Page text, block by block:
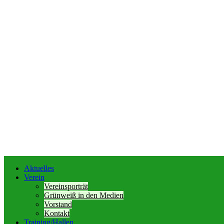
Aktuelles
Verein
Vereinsporträt
Grünweiß in den Medien
Vorstand
Kontakt
Training/Hallen